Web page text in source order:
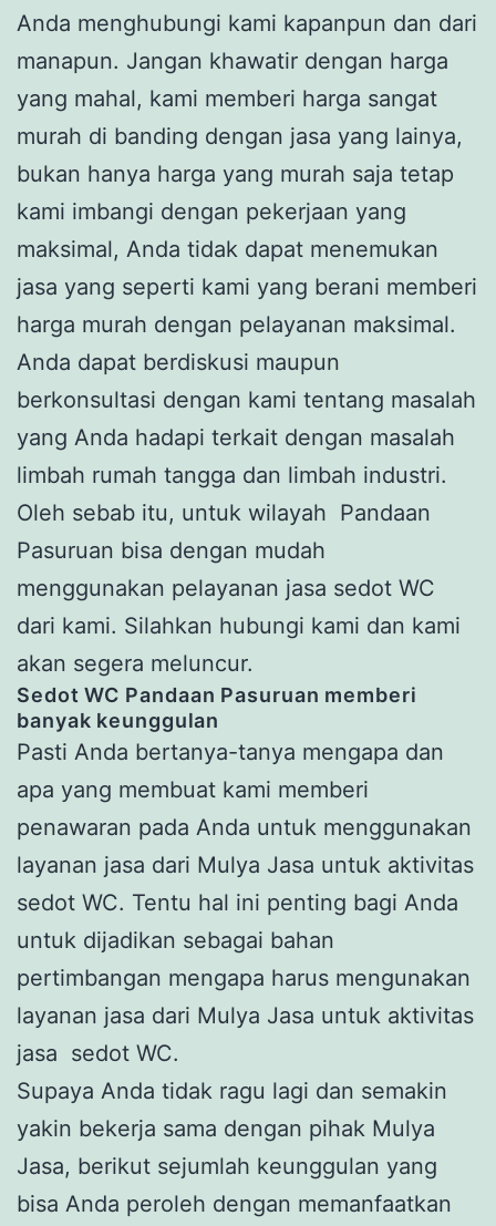
Anda menghubungi kami kapanpun dan dari
manapun. Jangan khawatir dengan harga
yang mahal, kami memberi harga sangat
murah di banding dengan jasa yang lainya,
bukan hanya harga yang murah saja tetap
kami imbangi dengan pekerjaan yang
maksimal, Anda tidak dapat menemukan
jasa yang seperti kami yang berani memberi
harga murah dengan pelayanan maksimal.
Anda dapat berdiskusi maupun
berkonsultasi dengan kami tentang masalah
yang Anda hadapi terkait dengan masalah
limbah rumah tangga dan limbah industri.
Oleh sebab itu, untuk wilayah Pandaan
Pasuruan bisa dengan mudah
menggunakan pelayanan jasa sedot WC
dari kami. Silahkan hubungi kami dan kami
akan segera meluncur.
Sedot WC Pandaan Pasuruan memberi
banyak keunggulan
Pasti Anda bertanya-tanya mengapa dan
apa yang membuat kami memberi
penawaran pada Anda untuk menggunakan
layanan jasa dari Mulya Jasa untuk aktivitas
sedot WC. Tentu hal ini penting bagi Anda
untuk dijadikan sebagai bahan
pertimbangan mengapa harus mengunakan
layanan jasa dari Mulya Jasa untuk aktivitas
jasa sedot WC.
Supaya Anda tidak ragu lagi dan semakin
yakin bekerja sama dengan pihak Mulya
Jasa, berikut sejumlah keunggulan yang
bisa Anda peroleh dengan memanfaatkan